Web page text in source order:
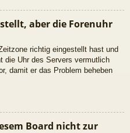
aber die Forenuhr
richtig eingestellt hast und
die Uhr des Servers vermutlich
damit er das Problem beheben
Board nicht zur